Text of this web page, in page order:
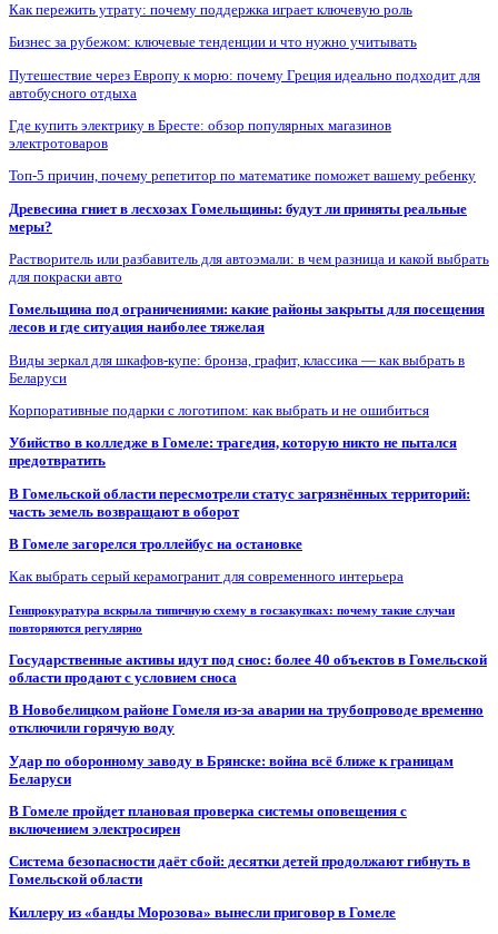
Как пережить утрату: почему поддержка играет ключевую роль
Бизнес за рубежом: ключевые тенденции и что нужно учитывать
Путешествие через Европу к морю: почему Греция идеально подходит для
автобусного отдыха
Где купить электрику в Бресте: обзор популярных магазинов
электротоваров
Топ-5 причин, почему репетитор по математике поможет вашему ребенку
Древесина гниет в лесхозах Гомельщины: будут ли приняты реальные
меры?
Растворитель или разбавитель для автоэмали: в чем разница и какой выбрать
для покраски авто
Гомельщина под ограничениями: какие районы закрыты для посещения
лесов и где ситуация наиболее тяжелая
Виды зеркал для шкафов-купе: бронза, графит, классика — как выбрать в
Беларуси
Корпоративные подарки с логотипом: как выбрать и не ошибиться
Убийство в колледже в Гомеле: трагедия, которую никто не пытался
предотвратить
В Гомельской области пересмотрели статус загрязнённых территорий:
часть земель возвращают в оборот
В Гомеле загорелся троллейбус на остановке
Как выбрать серый керамогранит для современного интерьера
Генпрокуратура вскрыла типичную схему в госзакупках: почему такие случаи
повторяются регулярно
Государственные активы идут под снос: более 40 объектов в Гомельской
области продают с условием сноса
В Новобелицком районе Гомеля из-за аварии на трубопроводе временно
отключили горячую воду
Удар по оборонному заводу в Брянске: война всё ближе к границам
Беларуси
В Гомеле пройдет плановая проверка системы оповещения с
включением электросирен
Система безопасности даёт сбой: десятки детей продолжают гибнуть в
Гомельской области
Киллеру из «банды Морозова» вынесли приговор в Гомеле